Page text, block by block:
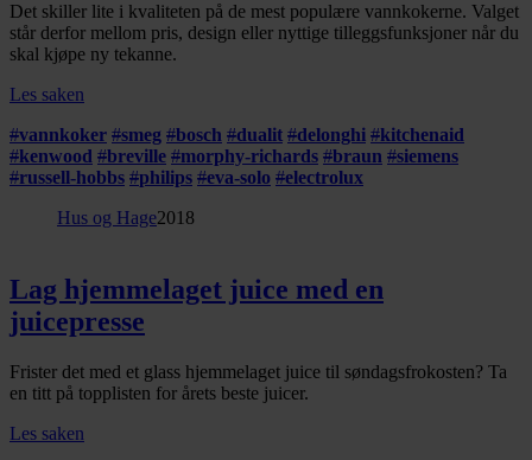
Det skiller lite i kvaliteten på de mest populære vannkokerne. Valget
står derfor mellom pris, design eller nyttige tilleggsfunksjoner når du
skal kjøpe ny tekanne.
Les saken
#vannkoker #smeg #bosch #dualit #delonghi #kitchenaid
#kenwood #breville #morphy-richards #braun #siemens
#russell-hobbs #philips #eva-solo #electrolux
Hus og Hage2018
Lag hjemmelaget juice med en
juicepresse
Frister det med et glass hjemmelaget juice til søndagsfrokosten? Ta
en titt på topplisten for årets beste juicer.
Les saken